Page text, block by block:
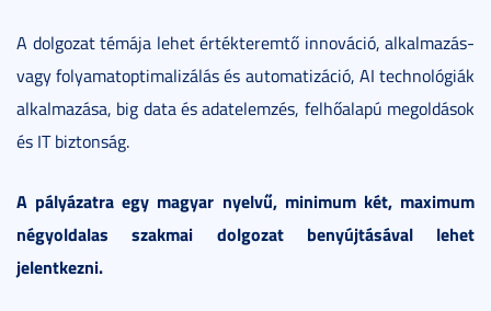
A dolgozat témája lehet értékteremtő innováció, alkalmazás-
vagy folyamatoptimalizálás és automatizáció, AI technológiák
alkalmazása, big data és adatelemzés, felhőalapú megoldások
és IT biztonság.
A pályázatra egy magyar nyelvű, minimum két, maximum
négyoldalas szakmai dolgozat benyújtásával lehet
jelentkezni.